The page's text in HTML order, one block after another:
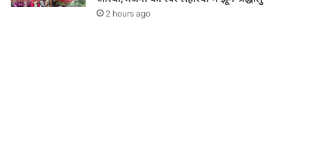
2 hours ago